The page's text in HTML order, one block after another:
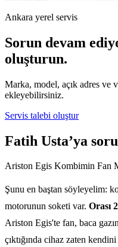
Ankara yerel servis
Sorun devam
oluşturun.
Marka, model, açık adres ve
ekleyebilirsiniz.
Servis talebi oluştur
Fatih Usta’ya
Ariston Egis Kombimin Fan
Şunu en baştan söyleyelim:
motorunun soketi var. Orası
Ariston Egis'te fan, baca
çıktığında cihaz zaten